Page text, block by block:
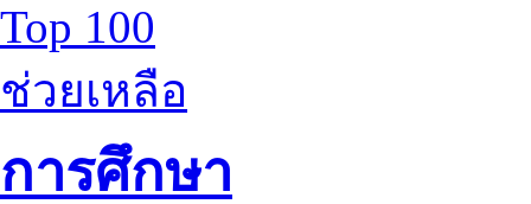
Top 100
ช่วยเหลือ
การศึกษา